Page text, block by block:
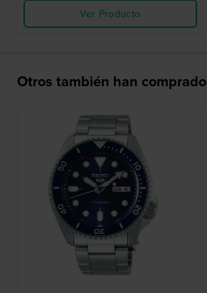
Ver Producto
Otros también han comprado